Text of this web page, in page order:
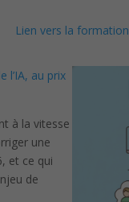
Lien vers la formation
l’IA, au prix
à la vitesse
une
et ce qui
de